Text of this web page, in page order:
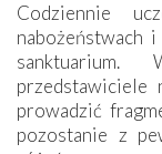
Codziennie
nabożeństwach
przedstawiciele
prowadzić
pozostanie z